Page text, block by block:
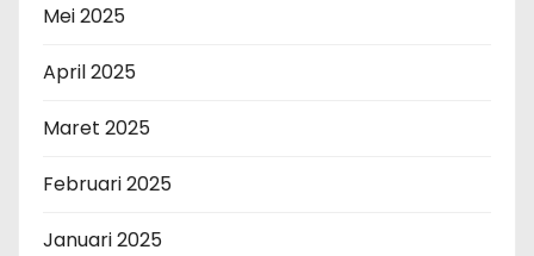
Mei 2025
April 2025
Maret 2025
Februari 2025
Januari 2025